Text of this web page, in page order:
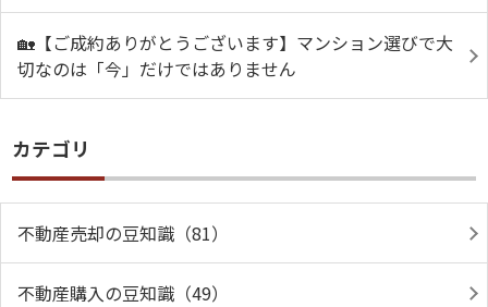
🏡【ご成約ありがとうございます】マンション選びで大
切なのは「今」だけではありません
カテゴリ
不動産売却の豆知識（81）
不動産購入の豆知識（49）